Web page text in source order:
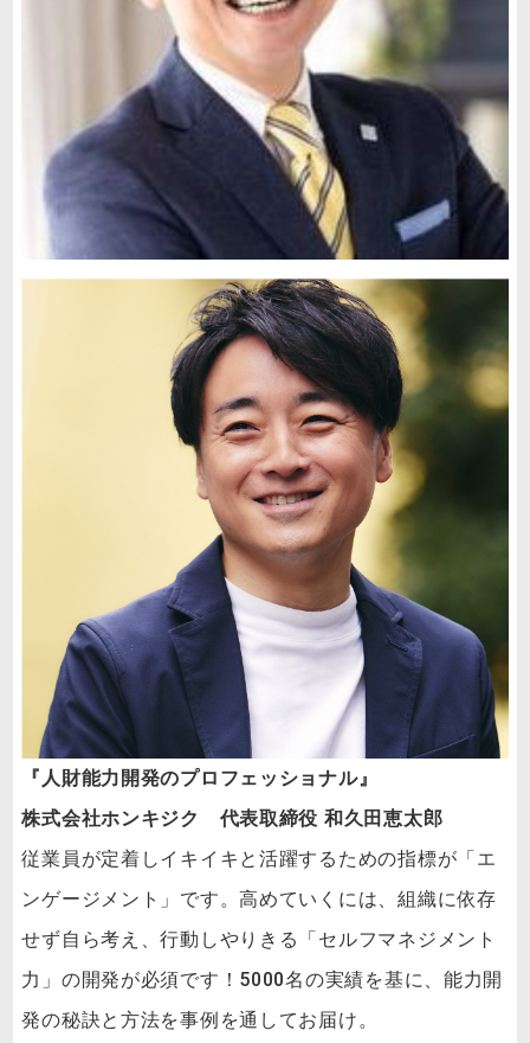
『人財能力開発のプロフェッショナル』
株式会社ホンキジク 代表取締役 和久田恵太郎
従業員が定着しイキイキと活躍するための指標が「エ
ンゲージメント」です。高めていくには、組織に依存
せず自ら考え、行動しやりきる「セルフマネジメント
力」の開発が必須です！5000名の実績を基に、能力開
発の秘訣と方法を事例を通してお届け。